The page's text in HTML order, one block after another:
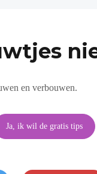
en verbouwen.